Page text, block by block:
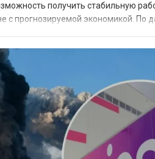
получить стабильную
с прогнозируемой экономикой. По